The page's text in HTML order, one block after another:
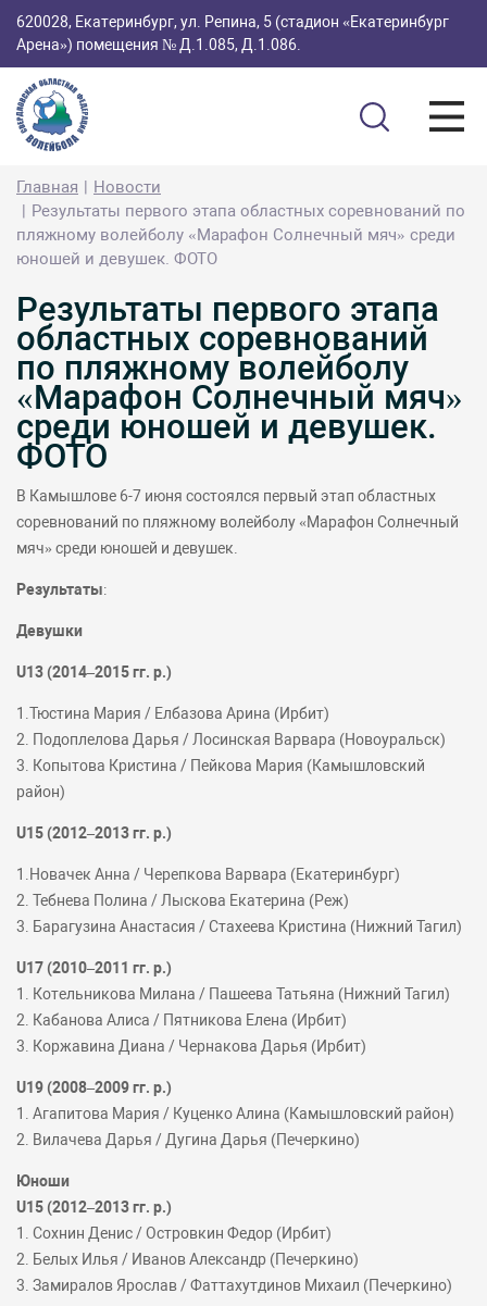
620028, Екатеринбург, ул. Репина, 5 (стадион «Екатеринбург
Арена») помещения № Д.1.085, Д.1.086.
Главная
Новости
Результаты первого этапа областных соревнований по
пляжному волейболу «Марафон Солнечный мяч» среди
юношей и девушек. ФОТО
Результаты первого этапа
областных соревнований
по пляжному волейболу
«Марафон Солнечный мяч»
среди юношей и девушек.
ФОТО
В Камышлове 6-7 июня состоялся первый этап областных
соревнований по пляжному волейболу «Марафон Солнечный
мяч» среди юношей и девушек.
Результаты:
Девушки
U13 (2014–2015 гг. р.)
1.Тюстина Мария / Елбазова Арина (Ирбит)
2. Подоплелова Дарья / Лосинская Варвара (Новоуральск)
3. Копытова Кристина / Пейкова Мария (Камышловский
район)
U15 (2012–2013 гг. р.)
1.Новачек Анна / Черепкова Варвара (Екатеринбург)
2. Тебнева Полина / Лыскова Екатерина (Реж)
3. Барагузина Анастасия / Стахеева Кристина (Нижний Тагил)
U17 (2010–2011 гг. р.)
1. Котельникова Милана / Пашеева Татьяна (Нижний Тагил)
2. Кабанова Алиса / Пятникова Елена (Ирбит)
3. Коржавина Диана / Чернакова Дарья (Ирбит)
U19 (2008–2009 гг. р.)
1. Агапитова Мария / Куценко Алина (Камышловский район)
2. Вилачева Дарья / Дугина Дарья (Печеркино)
Юноши
U15 (2012–2013 гг. р.)
1. Сохнин Денис / Островкин Федор (Ирбит)
2. Белых Илья / Иванов Александр (Печеркино)
3. Замиралов Ярослав / Фаттахутдинов Михаил (Печеркино)